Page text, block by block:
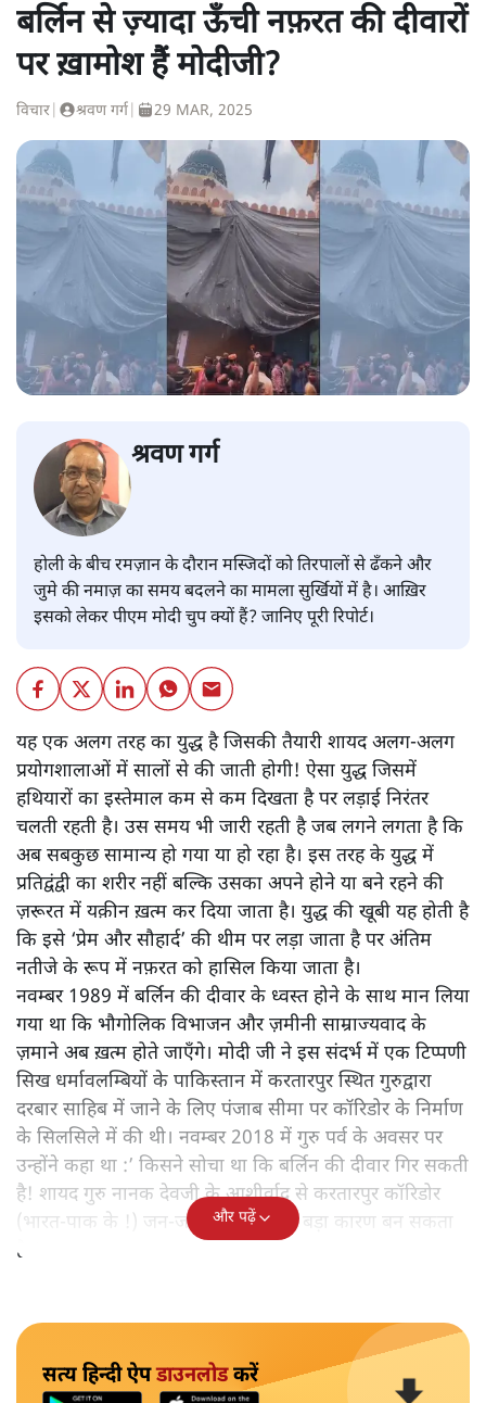
बर्लिन से ज़्यादा ऊँची नफ़रत की दीवारों
पर ख़ामोश हैं मोदीजी?
विचार श्रवण गर्ग 29 MAR, 2025
श्रवण गर्ग
होली के बीच रमज़ान के दौरान मस्जिदों को तिरपालों से ढँकने और
जुमे की नमाज़ का समय बदलने का मामला सुर्खियों में है। आख़िर
इसको लेकर पीएम मोदी चुप क्यों हैं? जानिए पूरी रिपोर्ट।
यह एक अलग तरह का युद्ध है जिसकी तैयारी शायद अलग-अलग
प्रयोगशालाओं में सालों से की जाती होगी! ऐसा युद्ध जिसमें
हथियारों का इस्तेमाल कम से कम दिखता है पर लड़ाई निरंतर
चलती रहती है। उस समय भी जारी रहती है जब लगने लगता है कि
अब सबकुछ सामान्य हो गया या हो रहा है। इस तरह के युद्ध में
प्रतिद्वंद्वी का शरीर नहीं बल्कि उसका अपने होने या बने रहने की
ज़रूरत में यक़ीन ख़त्म कर दिया जाता है। युद्ध की खूबी यह होती है
कि इसे ‘प्रेम और सौहार्द’ की थीम पर लड़ा जाता है पर अंतिम
नतीजे के रूप में नफ़रत को हासिल किया जाता है।
नवम्बर 1989 में बर्लिन की दीवार के ध्वस्त होने के साथ मान लिया
गया था कि भौगोलिक विभाजन और ज़मीनी साम्राज्यवाद के
ज़माने अब ख़त्म होते जाएँगे। मोदी जी ने इस संदर्भ में एक टिप्पणी
सिख धर्मावलम्बियों के पाकिस्तान में करतारपुर स्थित गुरुद्वारा
दरबार साहिब में जाने के लिए पंजाब सीमा पर कॉरिडोर के निर्माण
के सिलसिले में की थी। नवम्बर 2018 में गुरु पर्व के अवसर पर
उन्होंने कहा था :’ किसने सोचा था कि बर्लिन की दीवार गिर सकती
है! शायद गुरु नानक देवजी के आशीर्वाद से करतारपुर कॉरिडोर
(भारत-पाक के !) जन-जन को जोड़ने का बड़ा कारण बन सकता
है!‘
और पढ़ें
सत्य हिन्दी ऐपडाउनलोडकरें